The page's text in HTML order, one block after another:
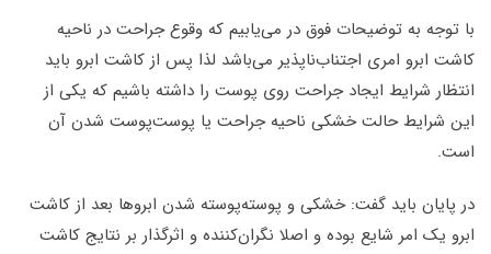
با توجه به توضیحات فوق در می‌یابیم که وقوع جراحت در ناحیه
کاشت ابرو امری اجتناب‌ناپذیر می‌باشد لذا پس از کاشت ابرو باید
انتظار شرایط ایجاد جراحت روی پوست را داشته باشیم که یکی از
این شرایط حالت خشکی ناحیه جراحت یا پوست‌پوست شدن آن
است.
در پایان باید گفت: خشکی و پوسته‌پوسته شدن ابروها بعد از کاشت
ابرو یک امر شایع بوده و اصلا نگران‌کننده و اثرگذار بر نتایج کاشت